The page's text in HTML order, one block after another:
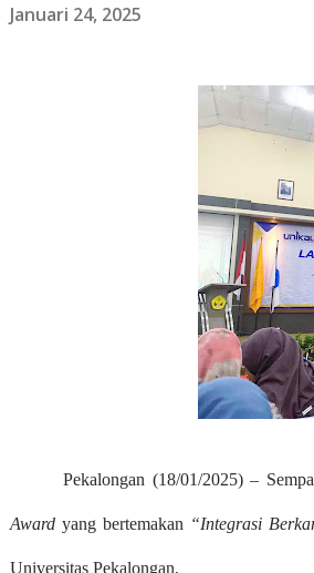
Januari 24, 2025
Pekalongan (18/01/2025) –
Award yang bertemakan “Integrasi
Universitas Pekalongan.